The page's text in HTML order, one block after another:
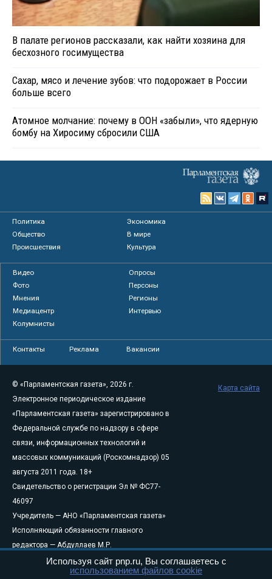
В палате регионов рассказали, как найти хозяина для
бесхозного госимущества
Сахар, мясо и лечение зубов: что подорожает в России
больше всего
Атомное молчание: почему в ООН «забыли», что ядерную
бомбу на Хиросиму сбросили США
Политика
Экономика
Общество
В мире
Происшествия
Культура
Видео
Опросы
Фото
Персоны
Мнения
Регионы
Медиацентр
Интервью
Колумнисты
Контакты Реклама Вакансии
© «Парламентская газета», 2026 г.
Электронное периодическое издание
«Парламентская газета» зарегистрировано в
Федеральной службе по надзору в сфере
связи, информационных технологий и
массовых коммуникаций (Роскомнадзор) 05
августа 2011 года. 18+
Свидетельство о регистрации Эл № ФС77-
46097
Учредитель — АНО «Парламентская газета»
Исполняющий обязанности главного
редактора — Абдуллаев М.Р.
Тел.: +7 (495) 637–69–79 E-mail:pg@pnp.ru
Карта сайта
Используя сайт pnp.ru, Вы соглашаетесь с
использованием файлов cookie